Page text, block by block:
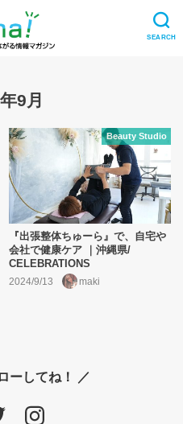
SEARCH
9月
Beauty Studio
『出張整体ちゅーら』で、自宅や
会社で健康ケア ｜沖縄県/
CELEBRATIONS
2024/9/13 maki
ーしてね！ ／